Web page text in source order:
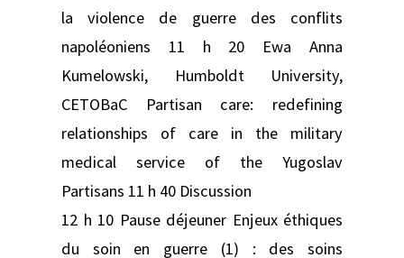
la violence de guerre des conflits
napoléoniens 11 h 20 Ewa Anna
Kumelowski, Humboldt University,
CETOBaC Partisan care: redefining
relationships of care in the military
medical service of the Yugoslav
Partisans 11 h 40 Discussion
12 h 10 Pause déjeuner Enjeux éthiques
du soin en guerre (1) : des soins